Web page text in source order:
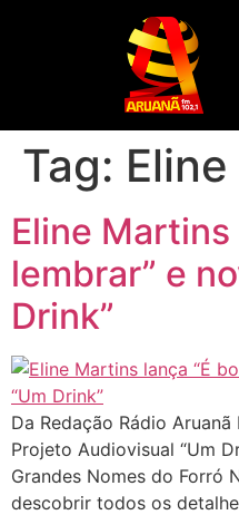
Tag:
Eline Martins
lembrar” e
Drink”
Da Redação Rádio
Projeto Audiovisual “Um
Grandes Nomes do Forró
descobrir todos os